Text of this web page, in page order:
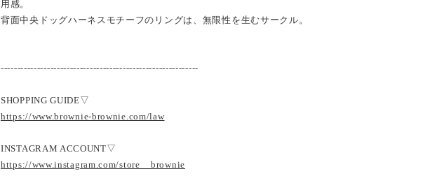
用感。
背面中央ドッグハーネスモチーフのリングは、無限性を生むサークル。
------------------------------------------------------------
SHOPPING GUIDE▽
https://www.brownie-brownie.com/law
INSTAGRAM ACCOUNT▽
https://www.instagram.com/store__brownie